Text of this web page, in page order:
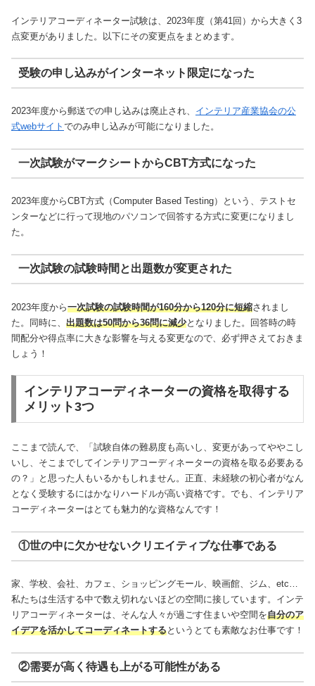
インテリアコーディネーター試験は、2023年度（第41回）から大きく3
点変更がありました。以下にその変更点をまとめます。
受験の申し込みがインターネット限定になった
2023年度から郵送での申し込みは廃止され、 インテリア産業協会の公
式webサイト でのみ申し込みが可能になりました。
一次試験がマークシートからCBT方式になった
2023年度からCBT方式（Computer Based Testing）という、テストセ
ンターなどに行って現地のパソコンで回答する方式に変更になりまし
た。
一次試験の試験時間と出題数が変更された
2023年度から一次試験の試験時間が160分から120分に短縮されまし
た。同時に、 出題数は50問から36問に減少となりました。回答時の時
間配分や得点率に大きな影響を与える変更なので、必ず押さえておきま
しょう！
インテリアコーディネーターの資格を取得する
メリット3つ
ここまで読んで、「試験自体の難易度も高いし、変更があってややこし
いし、そこまでしてインテリアコーディネーターの資格を取る必要ある
の？」と思った人もいるかもしれません。正直、未経験の初心者がなん
となく受験するにはかなりハードルが高い資格です。でも、インテリア
コーディネーターはとても魅力的な資格なんです！
①世の中に欠かせないクリエイティブな仕事である
家、学校、会社、カフェ、ショッピングモール、映画館、ジム、etc…
私たちは生活する中で数え切れないほどの空間に接しています。インテ
リアコーディネーターは、そんな人々が過ごす住まいや空間を自分のア
イデアを活かしてコーディネートするというとても素敵なお仕事です！
②需要が高く待遇も上がる可能性がある